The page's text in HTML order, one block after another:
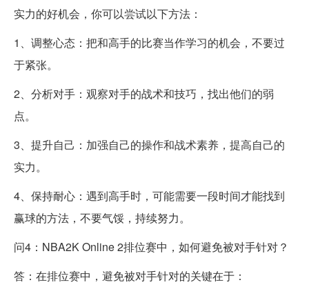
实力的好机会，你可以尝试以下方法：
1、调整心态：把和高手的比赛当作学习的机会，不要过
于紧张。
2、分析对手：观察对手的战术和技巧，找出他们的弱
点。
3、提升自己：加强自己的操作和战术素养，提高自己的
实力。
4、保持耐心：遇到高手时，可能需要一段时间才能找到
赢球的方法，不要气馁，持续努力。
问4：NBA2K Online 2排位赛中，如何避免被对手针对？
答：在排位赛中，避免被对手针对的关键在于：